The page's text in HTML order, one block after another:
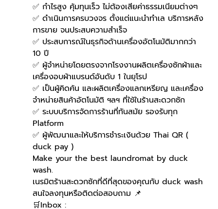
✅ กำไรสูง คุ้มทุนเร็ว ไม่ต้องเสียค่าธรรมเนียมต่างๆ
✅ ดำเนินการครบวงจร ตั้งแต่แนะนำทำเล บริการหลัง
การขาย จนประสบความสำเร็จ
✅ ประสบการณ์ในธุรกิจด้านเครื่องอัตโนมัติมากกว่า
10 ปี
✅ ผู้จำหน่ายโดยตรงจากโรงงานผลิตเครื่องซักผ้าและ
เครื่องอบผ้าแบรนด์อันดับ 1 ในยุโรป
✅ เป็นผู้คิดค้น และผลิตเครื่องแลกเหรียญ และเครื่อง
จำหน่ายสินค้าอัตโนมัติ ฯลฯ ที่ใช้ในร้านสะดวกซัก
✅ ระบบบริการจัดการร้านที่ทันสมัย รองรับทุก
Platform
✅ ผู้พัฒนาและให้บริการชำระเงินด้วย Thai QR (
duck pay )
Make your the best laundromat by duck
wash.
เนรมิตร้านสะดวกซักที่ดีที่สุดของคุณกับ duck wash
สนใจลงทุนหรือติดต่อสอบถาม 📌
🛒Inbox :